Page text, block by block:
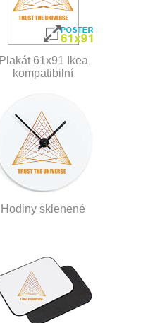
Plakát 61x91 Ikea
kompatibilní
Hodiny sklenené